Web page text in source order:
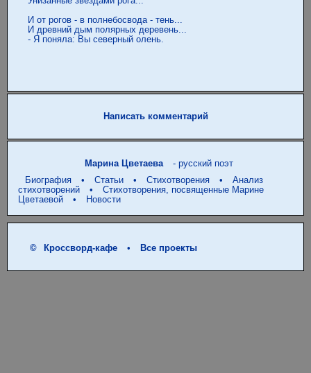
И от рогов - в полнебосвода - тень...
И древний дым полярных деревень...
- Я поняла: Вы северный олень.
Написать комментарий
Марина Цветаева
- русский поэт
Биография
• Статьи • Стихотворения •
Анализ
стихотворений
•
Стихотворения, посвященные Марине
Цветаевой
• Новости
© Кроссворд-кафе • Все проекты